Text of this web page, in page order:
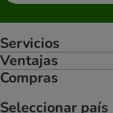
Servicios
Ventajas
Compras
Seleccionar país